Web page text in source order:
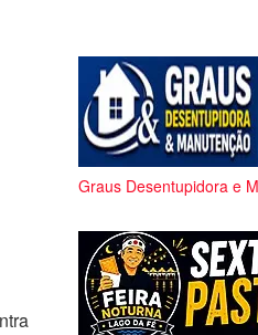
Graus Desentupidora e